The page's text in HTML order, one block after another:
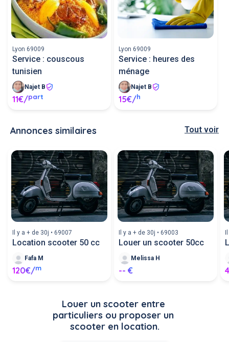
Lyon 69009
Service : couscous
tunisien
Najet B
11€/part
Lyon 69009
Service : heures des
ménage
Najet B
15€/h
Annonces similaires Tout voir
Il y a + de 30j • 69007
Location scooter 50 cc
Fafa M
120€/m
Il y a + de 30j • 69003
Louer un scooter 50cc
Melissa H
-- €
Il
Louer un scooter entre
particuliers ou proposer un
scooter en location.